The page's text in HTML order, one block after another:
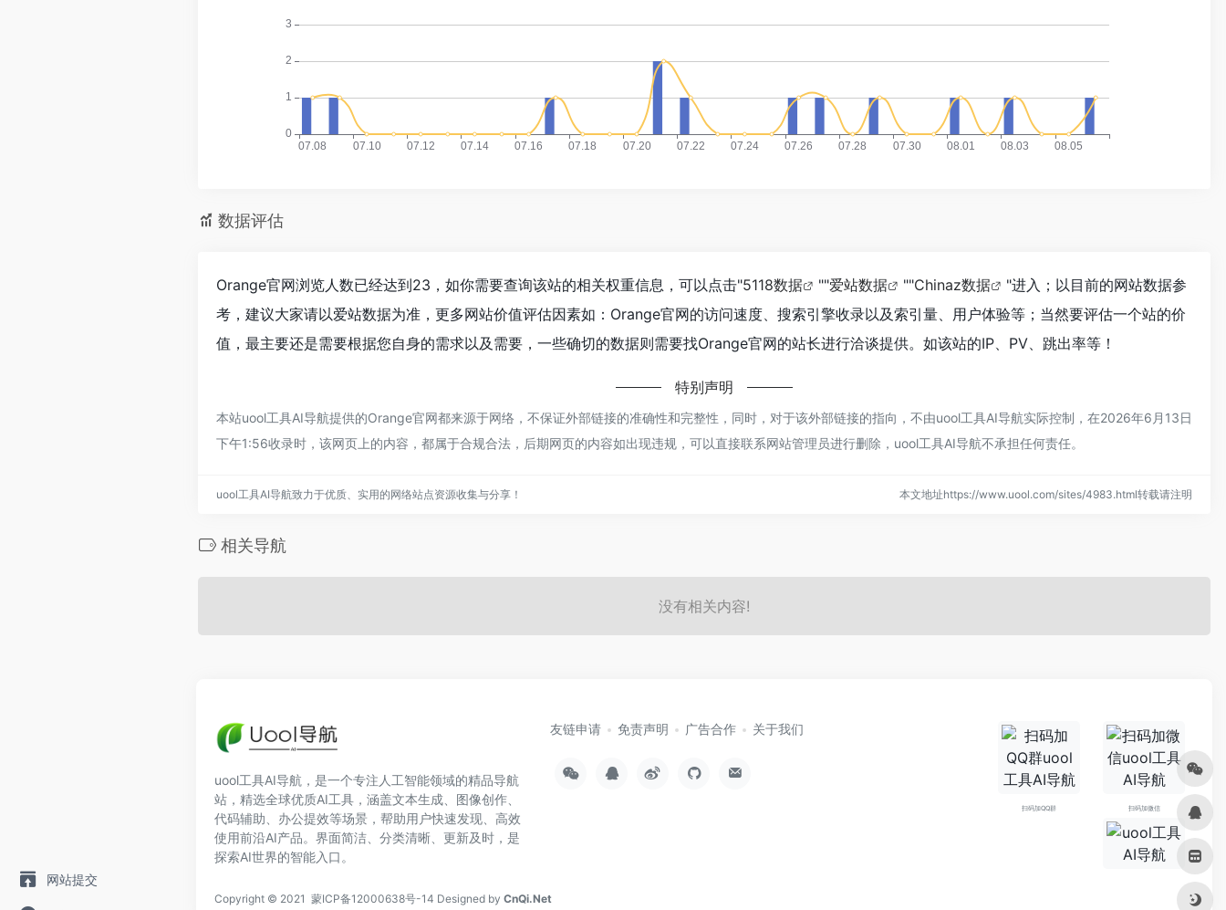
网站提交
数据评估
Orange官网浏览人数已经达到23，如你需要查询该站的相关权重信息，可以点击"5118数据 ""爱站数据 ""Chinaz数据
"进入；以目前的网站数据参
考，建议大家请以爱站数据为准，更多网站价值评估因素如：Orange官网的访问速度、搜索引擎收录以及索引量、用户体验等；当然要评估一个站的价
值，最主要还是需要根据您自身的需求以及需要，一些确切的数据则需要找Orange官网的站长进行洽谈提供。如该站的IP、PV、跳出率等！
特别声明
本站uool工具AI导航提供的Orange官网都来源于网络，不保证外部链接的准确性和完整性，同时，对于该外部链接的指向，不由uool工具AI导航实际控制，在2026年6月13日
下午1:56收录时，该网页上的内容，都属于合规合法，后期网页的内容如出现违规，可以直接联系网站管理员进行删除，uool工具AI导航不承担任何责任。
uool工具AI导航致力于优质、实用的网络站点资源收集与分享！ 本文地址https://www.uool.com/sites/4983.html转载请注明
相关导航
没有相关内容!
uool工具AI导航，是一个专注人工智能领域的精品导航
站，精选全球优质AI工具，涵盖文本生成、图像创作、
代码辅助、办公提效等场景，帮助用户快速发现、高效
使用前沿AI产品。界面简洁、分类清晰、更新及时，是
探索AI世界的智能入口。
友链申请 免责声明 广告合作 关于我们
扫码加QQ群 扫码加微信
Copyright © 2021 蒙ICP备12000638号-14 Designed by CnQi.Net